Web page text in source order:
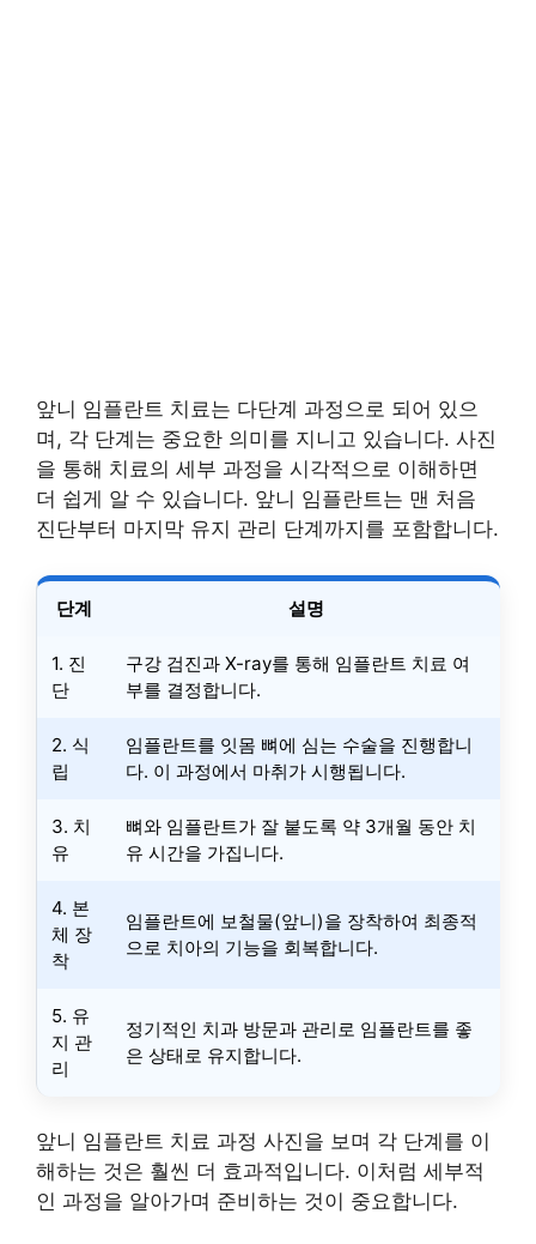
앞니 임플란트 치료는 다단계 과정으로 되어 있으
며, 각 단계는 중요한 의미를 지니고 있습니다. 사진
을 통해 치료의 세부 과정을 시각적으로 이해하면
더 쉽게 알 수 있습니다. 앞니 임플란트는 맨 처음
진단부터 마지막 유지 관리 단계까지를 포함합니다.
단계 설명
1. 진
단
구강 검진과 X-ray를 통해 임플란트 치료 여
부를 결정합니다.
2. 식
립
임플란트를 잇몸 뼈에 심는 수술을 진행합니
다. 이 과정에서 마취가 시행됩니다.
3. 치
유
뼈와 임플란트가 잘 붙도록 약 3개월 동안 치
유 시간을 가집니다.
4. 본
체 장
착
임플란트에 보철물(앞니)을 장착하여 최종적
으로 치아의 기능을 회복합니다.
5. 유
지 관
리
정기적인 치과 방문과 관리로 임플란트를 좋
은 상태로 유지합니다.
앞니 임플란트 치료 과정 사진을 보며 각 단계를 이
해하는 것은 훨씬 더 효과적입니다. 이처럼 세부적
인 과정을 알아가며 준비하는 것이 중요합니다.